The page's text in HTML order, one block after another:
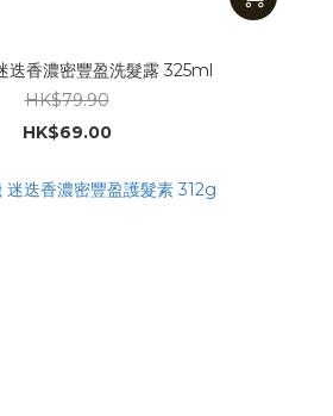
迭香濃密豐盈洗髮露 325ml
HK$79.90
HK$69.00